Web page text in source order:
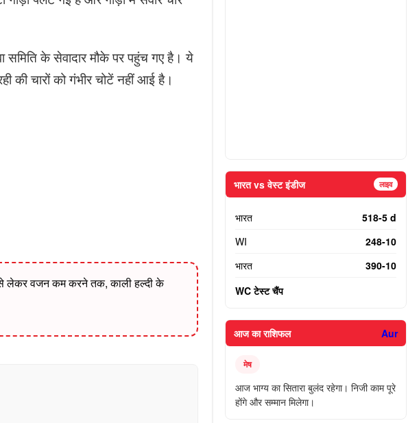
के सेवादार मौके पर पहुंच गए है। ये
की चारों को गंभीर चोटें नहीं आई है।
लेकर वजन कम करने तक, काली हल्दी के
भारत vs वेस्ट इंडीज लाइव
भारत
518-5 d
WI
248-10
भारत
390-10
WC टेस्ट चैंप
आज का राशिफल Aur
मेष
आज भाग्य का सितारा बुलंद रहेगा। निजी काम पूरे
होंगे और सम्मान मिलेगा।